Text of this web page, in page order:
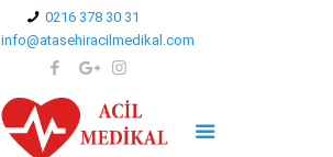
0216 378 30 31
info@atasehiracilmedikal.com